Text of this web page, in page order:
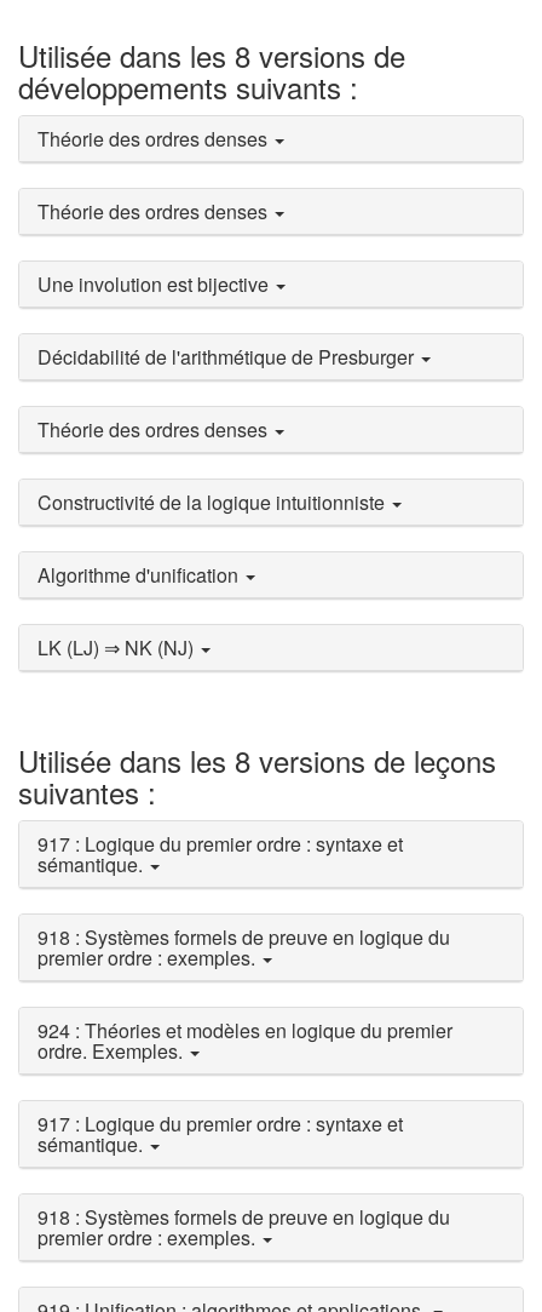
Utilisée dans les 8 versions de
développements suivants :
Théorie des ordres denses
Théorie des ordres denses
Une involution est bijective
Décidabilité de l'arithmétique de Presburger
Théorie des ordres denses
Constructivité de la logique intuitionniste
Algorithme d'unification
LK (LJ) ⇒ NK (NJ)
Utilisée dans les 8 versions de leçons
suivantes :
917 : Logique du premier ordre : syntaxe et
sémantique.
918 : Systèmes formels de preuve en logique du
premier ordre : exemples.
924 : Théories et modèles en logique du premier
ordre. Exemples.
917 : Logique du premier ordre : syntaxe et
sémantique.
918 : Systèmes formels de preuve en logique du
premier ordre : exemples.